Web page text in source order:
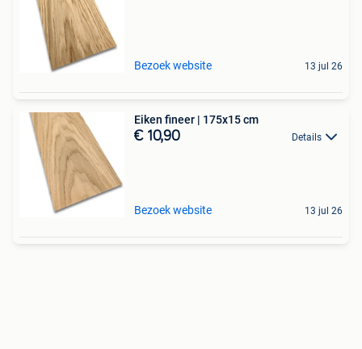
Bezoek website 13 jul 26
Eiken fineer | 175x15 cm
€ 10,90 Details
Bezoek website 13 jul 26